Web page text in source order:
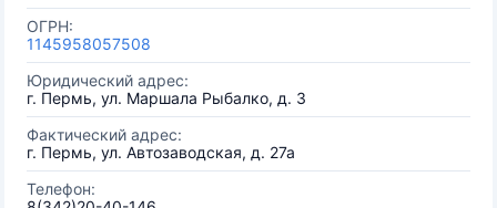
ОГРН:
1145958057508
Юридический адрес:
г. Пермь, ул. Маршала Рыбалко, д. 3
Фактический адрес:
г. Пермь, ул. Автозаводская, д. 27а
Телефон: